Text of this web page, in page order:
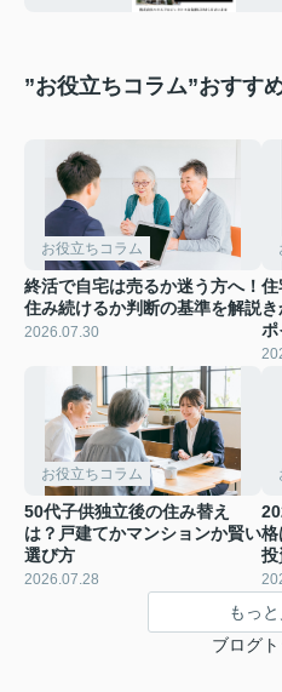
”お役立ちコラム”おすす
お役立ちコラム
終活で自宅は売るか迷う方へ！
住み続けるか判断の基準を解説
2026.07.30
住
お役立ちコラム
50代子供独立後の住み替え
は？戸建てかマンションか賢い
選び方
2026.07.28
格
投
もっ
ブログ